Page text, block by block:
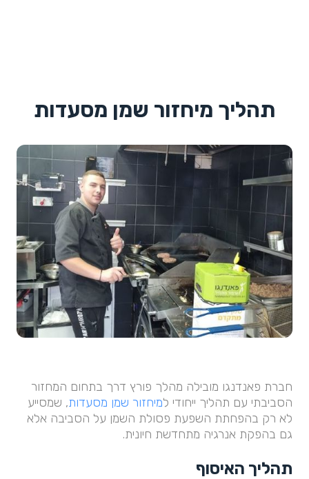
תהליך מיחזור שמן מסעדות
חברת פאנדנגו מובילה מהלך פורץ דרך בתחום המחזור
הסביבתי עם תהליך ייחודי למיחזור שמן מסעדות, שמסייע
לא רק בהפחתת השפעת פסולת השמן על הסביבה אלא
גם בהפקת אנרגיה מתחדשת חיונית.
תהליך האיסוף